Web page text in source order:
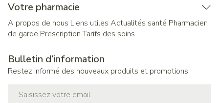
Votre pharmacie
A propos de nous Liens utiles Actualités santé Pharmacien
de garde Prescription Tarifs des soins
Bulletin d’information
Restez informé des nouveaux produits et promotions